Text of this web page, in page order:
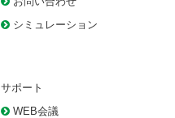
シミュレーション
サポート
WEB会議